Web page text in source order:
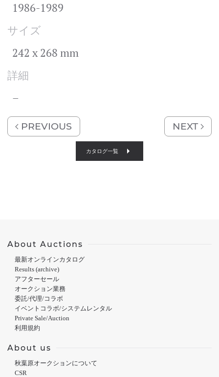
1986-1989
サイズ
242 x 268 mm
詳細
–
PREVIOUS NEXT
カタログ一覧
About Auctions
最新オンラインカタログ
Results (archive)
アフターセール
オークション業務
委託/代理/コラボ
イベントコラボ/システムレンタル
Private Sale/Auction
利用規約
About us
秋葉原オークションについて
CSR